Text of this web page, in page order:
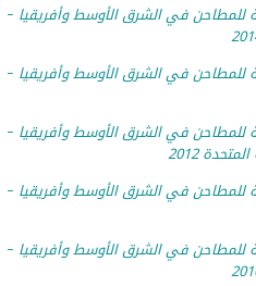
للمطاحن في الشرق الأوسط وأفريقيا –
للمطاحن في الشرق الأوسط وأفريقيا –
للمطاحن في الشرق الأوسط وأفريقيا –
2012
للمطاحن في الشرق الأوسط وأفريقيا –
للمطاحن في الشرق الأوسط وأفريقيا –